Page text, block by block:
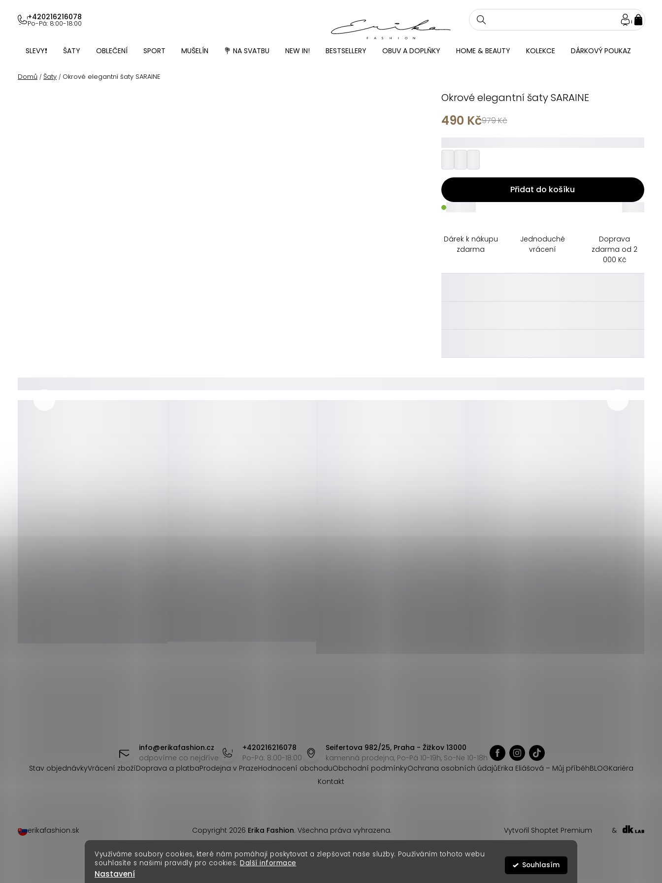
Využíváme soubory cookies, které nám pomáhají poskytovat a zlepšovat naše služby. Používáním tohoto webu
souhlasíte s našimi pravidly pro cookies. Další informace
Nastavení
Souhlasím
obsah
+420216216078
Po-Pá: 8:00-18:00
SLEVY❗ ŠATY OBLEČENÍ SPORT MUŠELÍN 💐 NA SVATBU NEW IN! BESTSELLERY OBUV A DOPLŇKY HOME & BEAUTY KOLEKCE DÁRKOVÝ POUKAZ
Domů / Šaty / Okrové elegantní šaty SARAINE
Okrové elegantní šaty SARAINE
979 Kč
490 Kč
Přidat do košíku
_____
Dárek k nákupu
zdarma
Jednoduché
vrácení
Doprava
zdarma od 2
000 Kč
info@erikafashion.cz
odpovíme co nejdříve
+420216216078
Po-Pá: 8:00-18:00
Seifertova 982/25, Praha - Žižkov 13000
kamenná prodejna, Po-Pá 10-19h, So-Ne 10-18h
Stav objednávkyVrácení zbožíDoprava a platbaProdejna v PrazeHodnocení obchoduObchodní podmínkyOchrana osobních údajůErika Eliášová – Můj příběhBLOGKariéra
Kontakt
Vytvořil Shoptet Premium &
Copyright 2026 Erika Fashion. Všechna práva vyhrazena.
erikafashion.sk